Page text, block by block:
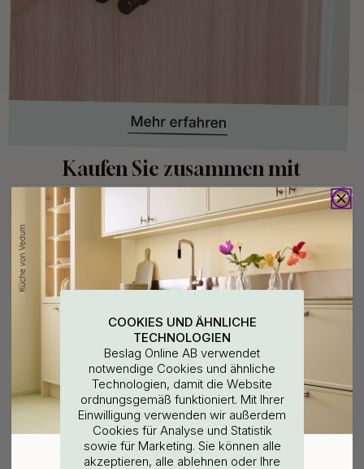
Kaufen Sie zusammen mit
Anschlusskabel - X-Driver -
2000mm
Auf Lager
Kabelloser Dimmer Kiny -
Doppel - Schwarz
86.30 €
Auf Lager
COOKIES UND ÄHNLICHE
TECHNOLOGIEN
Beslag Online AB verwendet
notwendige Cookies und ähnliche
Technologien, damit die Website
ordnungsgemäß funktioniert. Mit Ihrer
Einwilligung verwenden wir außerdem
Cookies für Analyse und Statistik
sowie für Marketing. Sie können alle
akzeptieren, alle ablehnen oder Ihre
WOULD YOU RATHER VISIT?
EU
25% Rabatt auf deinen